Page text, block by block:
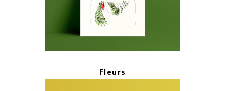
Fleurs